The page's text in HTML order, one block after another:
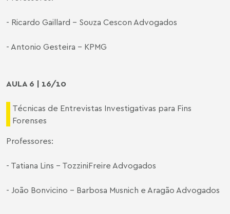
- Ricardo Gaillard - Souza Cescon Advogados
- Antonio Gesteira - KPMG
AULA 6 | 16/10
Técnicas de Entrevistas Investigativas para Fins
Forenses
Professores:
- Tatiana Lins - TozziniFreire Advogados
- João Bonvicino - Barbosa Musnich e Aragão Advogados